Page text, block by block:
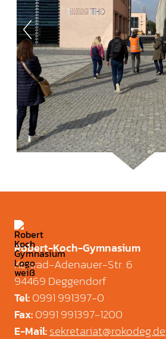
Robert-Koch-Gymnasium
Konrad-Adenauer-Str. 6
94469 Deggendorf
Tel:0991 991397-0
Fax:0991 991397-1200
E-Mail:sekretariat@rokodeg.de